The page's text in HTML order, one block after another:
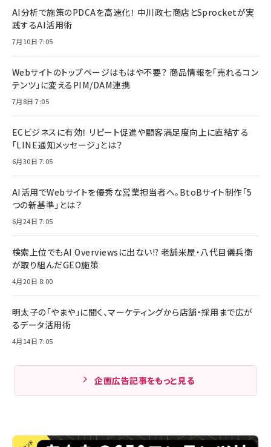
AI分析で施策のPDCAを高速化！ 中川政七商店とSprocketが実
践するAI活用術
7月10日 7:05
Webサイトのトップページはもはや不要？ 商品情報を「売れるコン
テンツ」に変えるPIM/DAM連携
7月8日 7:05
ECビジネスに有効！ リピート促進や顧客満足度向上に直結する
「LINE通知メッセージ」とは？
6月30日 7:05
AI活用でWebサイトを優秀な営業担当者へ。BtoBサイト制作「5
つの新基準」とは？
6月24日 7:05
検索上位でもAI Overviewsに出ない!? 老舗米屋・八代目儀兵衛
が取り組んだGEO施策
4月20日 8:00
明太子の「やまや」に聞く、マーケティングから店舗・採用まで広が
るデータ活用術
4月14日 7:05
企画広告記事をもっと見る